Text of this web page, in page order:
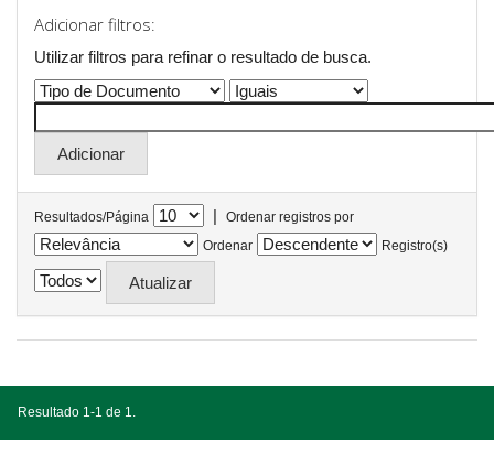
Adicionar filtros:
Utilizar filtros para refinar o resultado de busca.
Resultados/Página |
Ordenar registros por
Ordenar
Registro(s)
Resultado 1-1 de 1.